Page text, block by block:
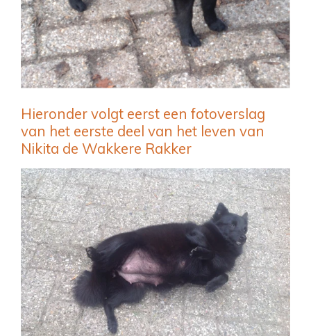
Hieronder volgt eerst een fotoverslag
van het eerste deel van het leven van
Nikita de Wakkere Rakker